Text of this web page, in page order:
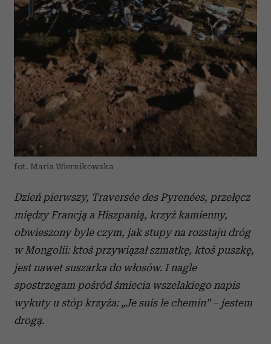
fot. Maria Wiernikowska
Dzień pierwszy, Traversée des Pyrenées, przełęcz
między Francją a Hiszpanią, krzyż kamienny,
obwieszony byle czym, jak stupy na rozstaju dróg
w Mongolii: ktoś przywiązał szmatkę, ktoś puszkę,
jest nawet suszarka do włosów. I nagle
spostrzegam pośród śmiecia wszelakiego napis
wykuty u stóp krzyża: „Je suis le chemin” – jestem
drogą.